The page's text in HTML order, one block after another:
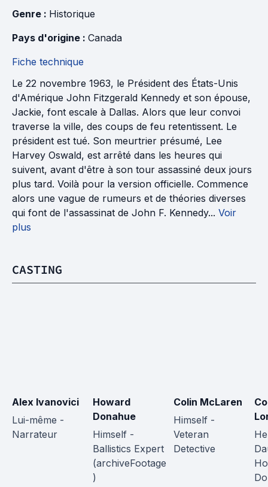
Genre : Historique
Pays d'origine : Canada
Fiche technique
Le 22 novembre 1963, le Président des États-Unis
d'Amérique John Fitzgerald Kennedy et son épouse,
Jackie, font escale à Dallas. Alors que leur convoi
traverse la ville, des coups de feu retentissent. Le
président est tué. Son meurtrier présumé, Lee
Harvey Oswald, est arrêté dans les heures qui
suivent, avant d'être à son tour assassiné deux jours
plus tard. Voilà pour la version officielle. Commence
alors une vague de rumeurs et de théories diverses
qui font de l'assassinat de John F. Kennedy... Voir
plus
CASTING
Alex Ivanovici
Lui-même -
Narrateur
Howard
Donahue
Himself -
Ballistics Expert
(archiveFootage
)
Colin McLaren
Himself -
Veteran
Detective